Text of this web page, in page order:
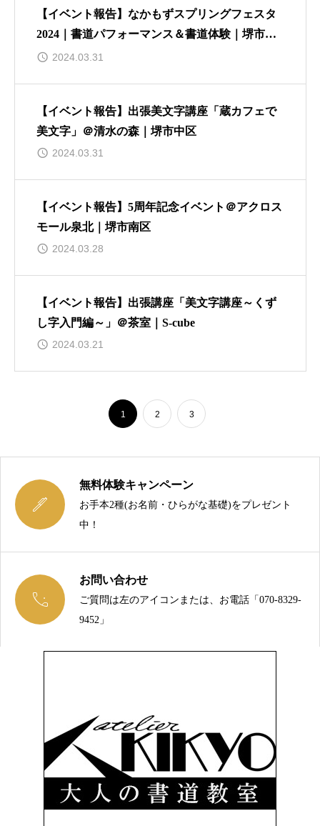
【イベント報告】なかもずスプリングフェスタ
2024｜書道パフォーマンス＆書道体験｜堺市北
区中百舌鳥
2024.03.31
【イベント報告】出張美文字講座「蔵カフェで
美文字」＠清水の森｜堺市中区
2024.03.31
【イベント報告】5周年記念イベント＠アクロス
モール泉北｜堺市南区
2024.03.28
【イベント報告】出張講座「美文字講座～くず
し字入門編～」＠茶室｜S-cube
2024.03.21
1 2 3

無料体験キャンペーン
お手本2種(お名前・ひらがな基礎)をプレゼント
中！

お問い合わせ
ご質問は左のアイコンまたは、お電話「070-8329-
9452」
今こそ、綺麗な文字を手に入れましょう！